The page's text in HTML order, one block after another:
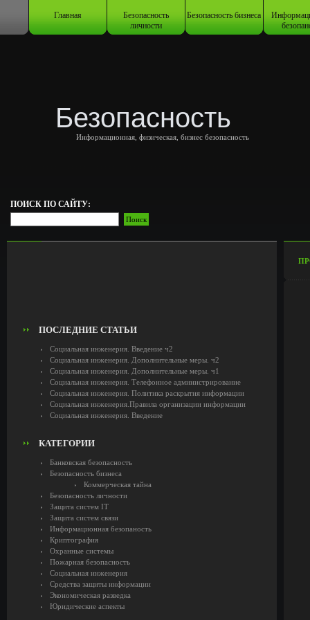
Главная Безопасность
личности
Безопасность бизнеса
Безопасность
Информационная, физическая, бизнес безопасность
ПОИСК ПО САЙТУ:
ПОСЛЕДНИЕ СТАТЬИ
Социальная инженерия. Введение ч2
Социальная инженерия. Дополнительные меры. ч2
Социальная инженерия. Дополнительные меры. ч1
Социальная инженерия. Телефонное администрирование
Социальная инженерия. Политика раскрытия информации
Социальная инженерия.Правила организации информации
Социальная инженерия. Введение
КАТЕГОРИИ
Банковская безопасность
Безопасность бизнеса
Коммерческая тайна
Безопасность личности
Защита систем IT
Защита систем связи
Информационная безопаность
Криптография
Охранные системы
Пожарная безопасность
Социальная инженерия
Средства защиты информации
Экономическая разведка
Юридические аспекты